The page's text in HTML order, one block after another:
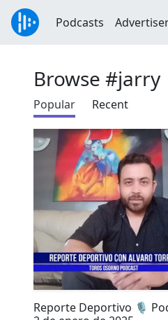
Podcasts
Browse #jarry
Popular Recent
​Reporte Deportivo 🎙️